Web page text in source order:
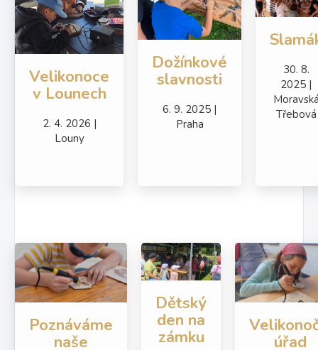
Velikonoce
v Lounech
2. 4. 2026 |
Louny
Dožínkové
slavnosti
6. 9. 2025 |
Praha
30. 8.
2025 |
Třebová
Poznáváme
naše
Dětský
den na
zámku
úřad